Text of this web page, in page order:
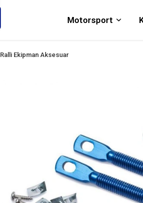
Motorsport
Ralli Ekipman Aksesuar